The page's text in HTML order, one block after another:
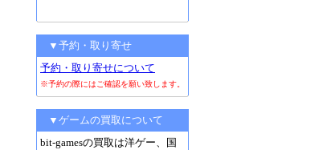
▼予約・取り寄せ
予約・取り寄せについて
※予約の際にはご確認を願い致します。
▼ゲームの買取について
bit-gamesの買取は洋ゲー、国